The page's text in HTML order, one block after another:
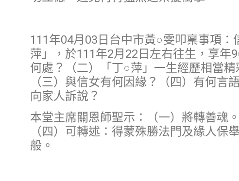
111年04月03日台中市黃○雯叩稟事項
萍」，於111年2月22日左右往生，享
何處？（二）「丁○萍」一生經歷相當
（三）與信女有何因緣？（四）有何言
向家人訴說？
本堂主席關恩師聖示：（一）將轉善魂
（四）可轉述：得蒙殊勝法門及緣人保
般。